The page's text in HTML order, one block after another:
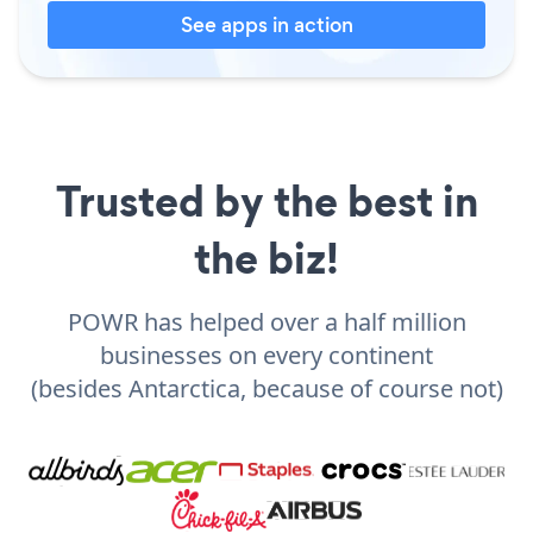
See apps in action
Trusted by the best in
the biz!
POWR has helped over a half million
businesses on every continent
(besides Antarctica, because of course not)